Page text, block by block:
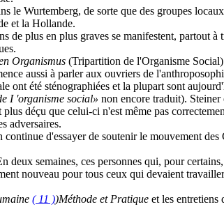
Wurtemberg, de sorte que des groupes
et la Hollande.
plus en plus graves se manifestent, partout à
Organismus (Tripartition de l'Organisme
aussi à parler aux ouvriers de
ont été sténographiées et la plupart sont
I 'organisme social» non encore traduit). Steiner
déçu que celui-ci n'est même pas
adversaires.
d'essayer de soutenir le mouvement des
semaines, ces personnes qui, pour
nouveau pour tous ceux qui devaient
( 11 ))Méthode et Pratique et les entretiens